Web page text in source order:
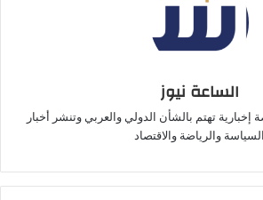
الساعة نيوز
تهتم بالشأن الدولي والعربي وتنشر أخبار
السياسة والرياضة والاقتصاد